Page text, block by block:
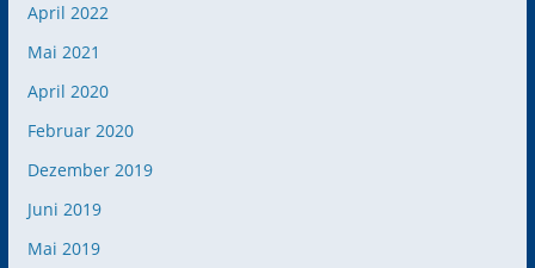
April 2022
Mai 2021
April 2020
Februar 2020
Dezember 2019
Juni 2019
Mai 2019